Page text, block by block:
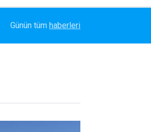
Gel"
Günün tüm haberleri